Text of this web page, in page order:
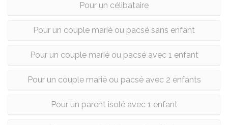
Pour un célibataire
Pour un couple marié ou pacsé sans enfant
Pour un couple marié ou pacsé avec 1 enfant
Pour un couple marié ou pacsé avec 2 enfants
Pour un parent isolé avec 1 enfant